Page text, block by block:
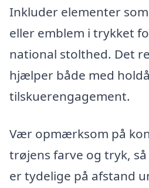
Inkluder elementer
eller emblem i trykket
national stolthed. Det
hjælper både med
tilskuerengagement.
Vær opmærksom på
trøjens farve og tryk,
er tydelige på afstand